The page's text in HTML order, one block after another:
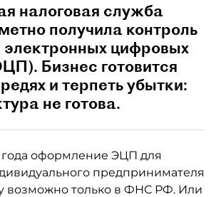
налоговая служба
получила контроль
цифровых
Бизнес готовится
и терпеть убытки:
не готова.
года оформление ЭЦП для
предпринимателя
возможно только в ФНС РФ. Или